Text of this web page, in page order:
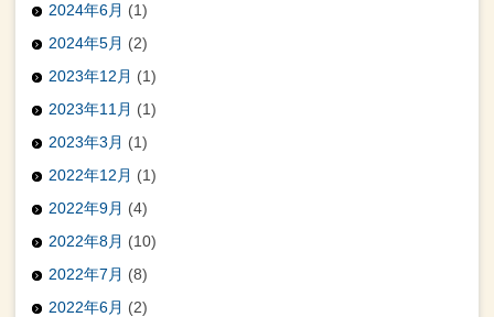
2024年6月 (1)
2024年5月 (2)
2023年12月 (1)
2023年11月 (1)
2023年3月 (1)
2022年12月 (1)
2022年9月 (4)
2022年8月 (10)
2022年7月 (8)
2022年6月 (2)